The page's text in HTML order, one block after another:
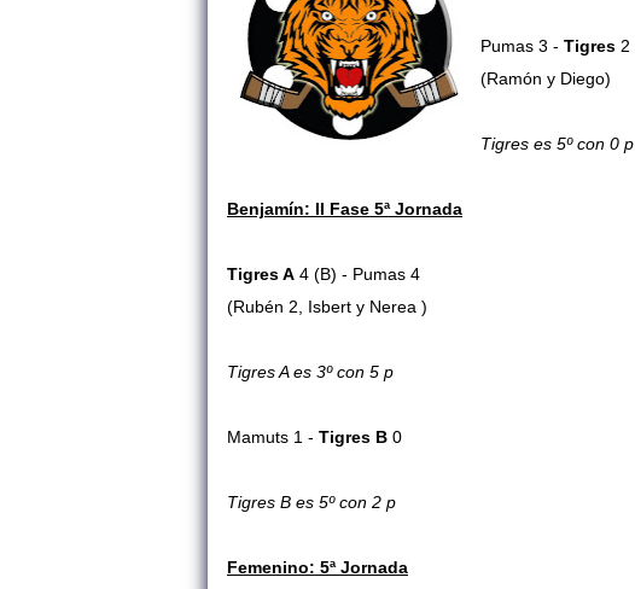
Pumas 3 - Tigres 2
(Ramón y Diego)
Tigres es 5º con 0 p
Benjamín: II Fase 5ª Jornada
Tigres A 4 (B) - Pumas 4
(Rubén 2, Isbert y Nerea )
Tigres A es 3º con 5 p
Mamuts 1 - Tigres B 0
Tigres B es 5º con 2 p
Femenino: 5ª Jornada